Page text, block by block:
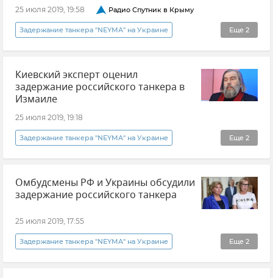
25 июля 2019, 19:58 Радио Спутник в Крыму
Еще 2
Задержание танкера "NEYMA" на Украине
В мире Новости
Киевский эксперт оценил
задержание российского танкера в
Измаиле
25 июля 2019, 19:18
Еще 2
Задержание танкера "NEYMA" на Украине
В мире Новости
Омбудсмены РФ и Украины обсудили
задержание российского танкера
25 июля 2019, 17:55
Еще 2
Задержание танкера "NEYMA" на Украине
Новости Общество